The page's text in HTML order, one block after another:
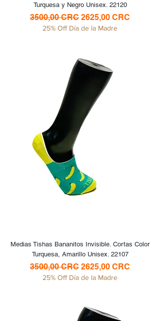
Turquesa y Negro Unisex. 22120
Precio
3500,00 CRC Precio de oferta
2625,00 CRC
25% Off Día de la Madre
Medias Tishas Bananitos Invisible. Cortas Color
Turquesa, Amarillo Unisex. 22107
Precio
3500,00 CRC Precio de oferta
2625,00 CRC
25% Off Día de la Madre